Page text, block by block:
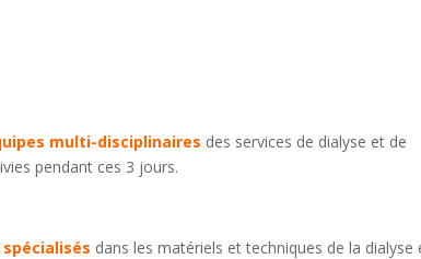
multi-disciplinaires des services de dialyse et de
pendant ces 3 jours.
dans les matériels et techniques de la dialyse